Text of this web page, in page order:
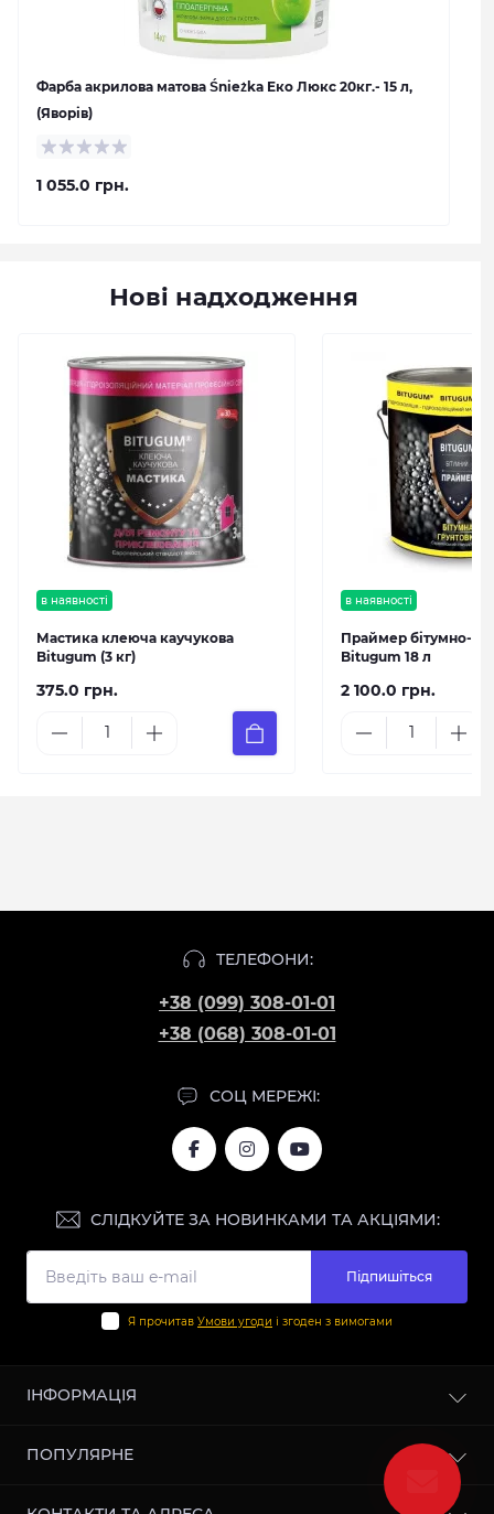
Фарба акрилова матова Śnieżka Еко Люкс 20кг.- 15 л,
(Яворів)
1 055.0 грн.
Нові надходження
в наявності
Мастика клеюча каучукова
Bitugum (3 кг)
375.0 грн.
в наявності
Праймер бітумно-
Bitugum 18 л
2 100.0 грн.
ТЕЛЕФОНИ:
+38 (099) 308-01-01
+38 (068) 308-01-01
СОЦ МЕРЕЖІ:
СЛІДКУЙТЕ ЗА НОВИНКАМИ ТА АКЦІЯМИ:
Підпишіться
Я прочитав Умови угоди і згоден з вимогами
ІНФОРМАЦІЯ
Відгуки
ПОПУЛЯРНЕ